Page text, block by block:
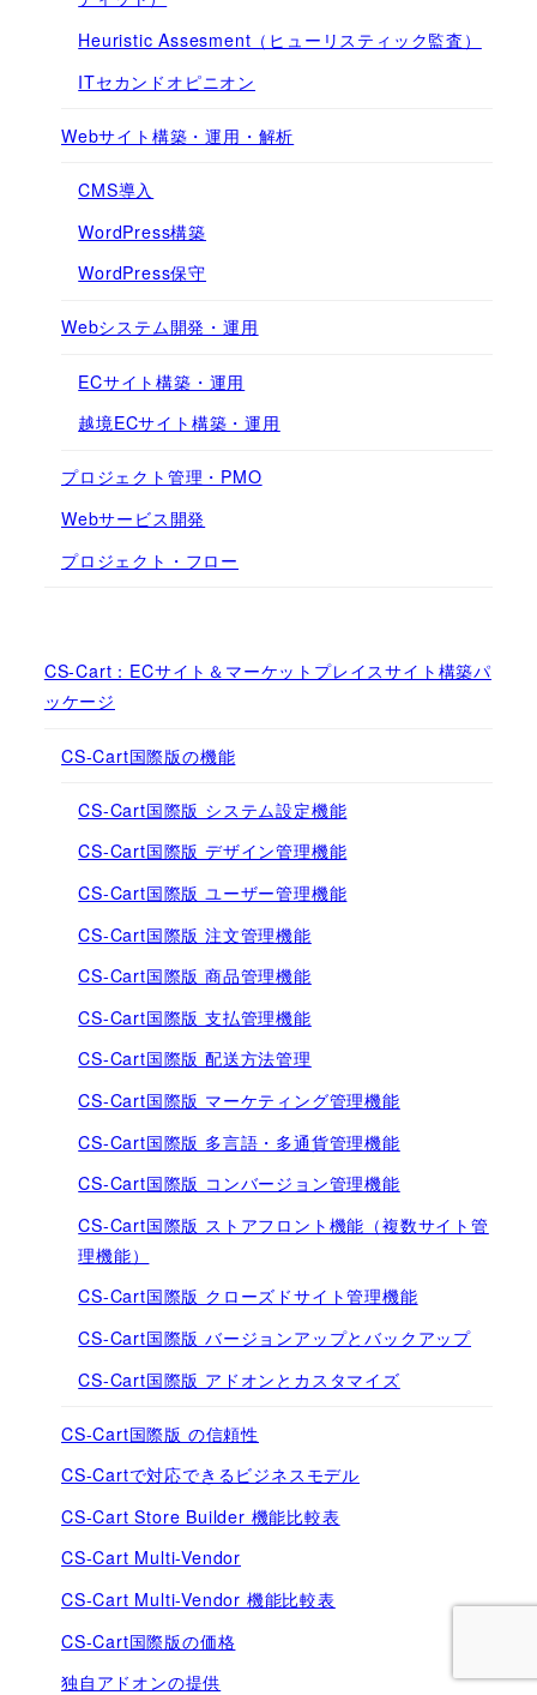
Heuristic Assesment（ヒューリスティック監査）
ITセカンドオピニオン
Webサイト構築・運用・解析
CMS導入
WordPress構築
WordPress保守
Webシステム開発・運用
ECサイト構築・運用
越境ECサイト構築・運用
プロジェクト管理・PMO
Webサービス開発
プロジェクト・フロー
CS-Cart：ECサイト＆マーケットプレイスサイト構築パ
ッケージ
CS-Cart国際版の機能
CS-Cart国際版 システム設定機能
CS-Cart国際版 デザイン管理機能
CS-Cart国際版 ユーザー管理機能
CS-Cart国際版 注文管理機能
CS-Cart国際版 商品管理機能
CS-Cart国際版 支払管理機能
CS-Cart国際版 配送方法管理
CS-Cart国際版 マーケティング管理機能
CS-Cart国際版 多言語・多通貨管理機能
CS-Cart国際版 コンバージョン管理機能
CS-Cart国際版 ストアフロント機能（複数サイト管
理機能）
CS-Cart国際版 クローズドサイト管理機能
CS-Cart国際版 バージョンアップとバックアップ
CS-Cart国際版 アドオンとカスタマイズ
CS-Cart国際版 の信頼性
CS-Cartで対応できるビジネスモデル
CS-Cart Store Builder 機能比較表
CS-Cart Multi-Vendor
CS-Cart Multi-Vendor 機能比較表
CS-Cart国際版の価格
独自アドオンの提供